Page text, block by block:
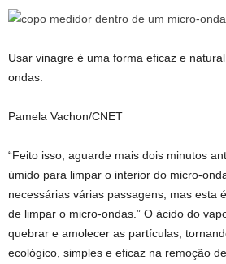
Usar vinagre é uma forma eficaz e
ondas.
Pamela Vachon/CNET
“Feito isso, aguarde mais dois minutos
úmido para limpar o interior do micro-
necessárias várias passagens, mas esta
de limpar o micro-ondas.” O ácido do
quebrar e amolecer as partículas,
ecológico, simples e eficaz na remoção